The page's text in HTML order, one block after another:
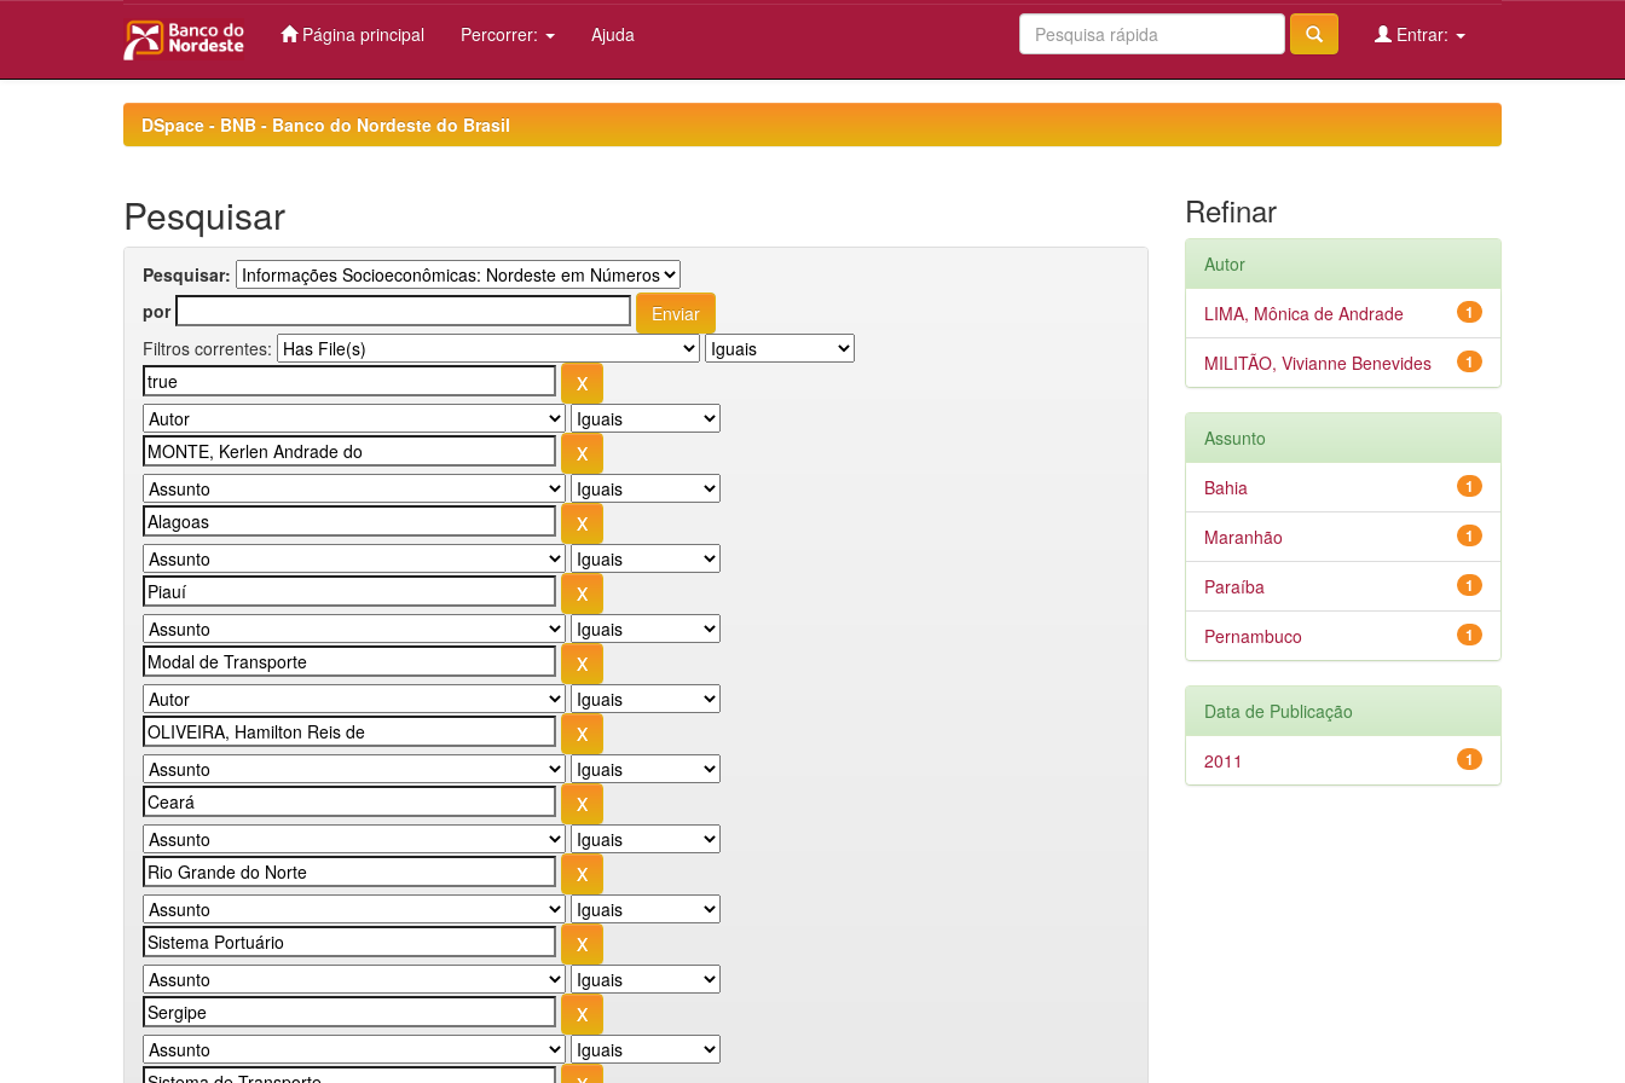
Página principal Percorrer: Ajuda Entrar:
DSpace - BNB - Banco do Nordeste do Brasil
Pesquisar
Pesquisar:
por
Filtros correntes:
Refinar
Autor
1
LIMA, Mônica de Andrade
1
MILITÃO, Vivianne Benevides
Assunto
1
Bahia
1
Maranhão
1
Paraíba
1
Pernambuco
Data de Publicação
1
2011